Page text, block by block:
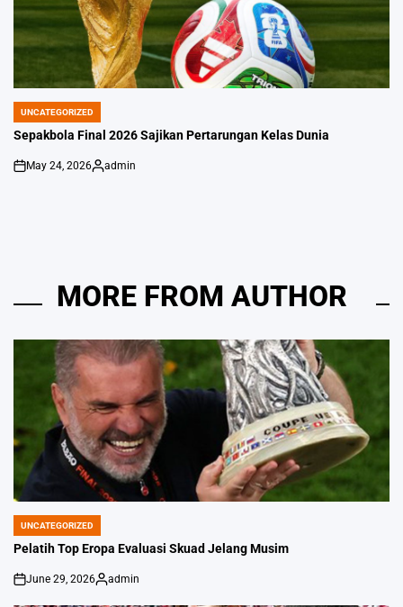
POSTED
IN
UNCATEGORIZED
Sepakbola Final 2026 Sajikan Pertarungan Kelas Dunia
on
May 24, 2026
Posted
admin
MORE FROM AUTHOR
POSTED
IN
UNCATEGORIZED
Pelatih Top Eropa Evaluasi Skuad Jelang Musim
on
June 29, 2026
Posted
admin